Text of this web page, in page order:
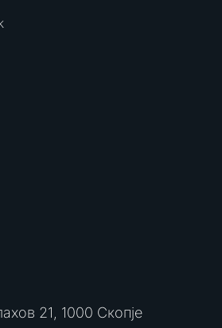
21, 1000 Скопје